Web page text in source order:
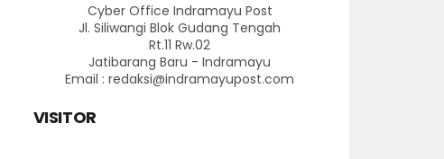
Cyber Office Indramayu Post
Jl. Siliwangi Blok Gudang Tengah
Rt.11 Rw.02
Jatibarang Baru - Indramayu
Email : redaksi@indramayupost.com
VISITOR